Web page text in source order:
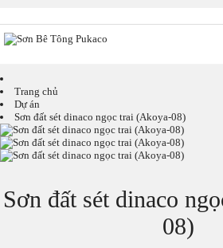
Trang chủ
Dự án
Sơn đất sét dinaco ngọc trai (Akoya-08)
Sơn đất sét dinaco
08)